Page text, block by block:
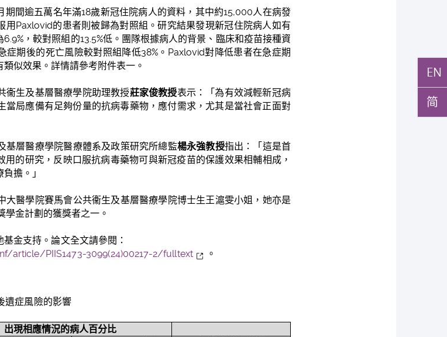
EN
简
期間逾五萬名年滿18歲新冠住院病人的資料，其中約15,000人在病發
Paxlovid的患者則被歸為對照組。研究結果發現新冠住院病人如有
，較對照組的13.5%低。團隊根據病人的背景、臨床和疫苗接種資
期後的死亡風險較對照組降低38%。Paxlovid對降低患者在急症期
似效果。詳情請參考附件表一。
衞生及基層醫療學院助理教授莊家俊教授表示：「為有效減輕新冠病
當局應備有足夠份量的抗病毒藥物，應付需求，尤其是當社會正面對
基層醫療學院醫療體系及政策研究所總監楊永強教授指出：「這是首
的研究，反映口服抗病毒藥物可與新冠疫苗的保護效果相輔相成，
擔。」
醫學院賽馬會公共衞生及基層醫療學院博士生王滬雯小姐，她亦是
學金計劃的獲獎者之一。
基金支持。論文全文請參閱：
article/PIIS1473-3099(24)00217-2/fulltext
。
遺症風險的影響
出現相應情況的病人百分比